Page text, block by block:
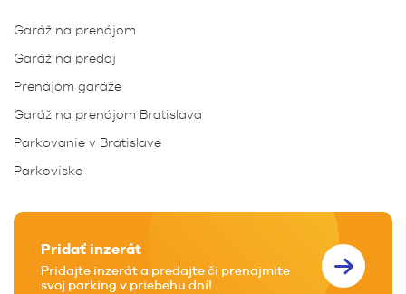
Garáž na prenájom
Garáž na predaj
Prenájom garáže
Garáž na prenájom Bratislava
Parkovanie v Bratislave
Parkovisko
Pridať inzerát
Pridajte inzerát a predajte či prenajmite
svoj parking v priebehu dní!